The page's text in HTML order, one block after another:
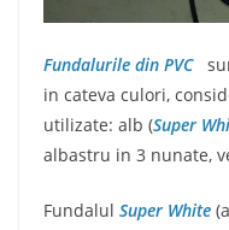
Fundalurile din PVC
in cateva culori,
utilizate: alb (Super
albastru in 3 nunate,
Fundalul Super White